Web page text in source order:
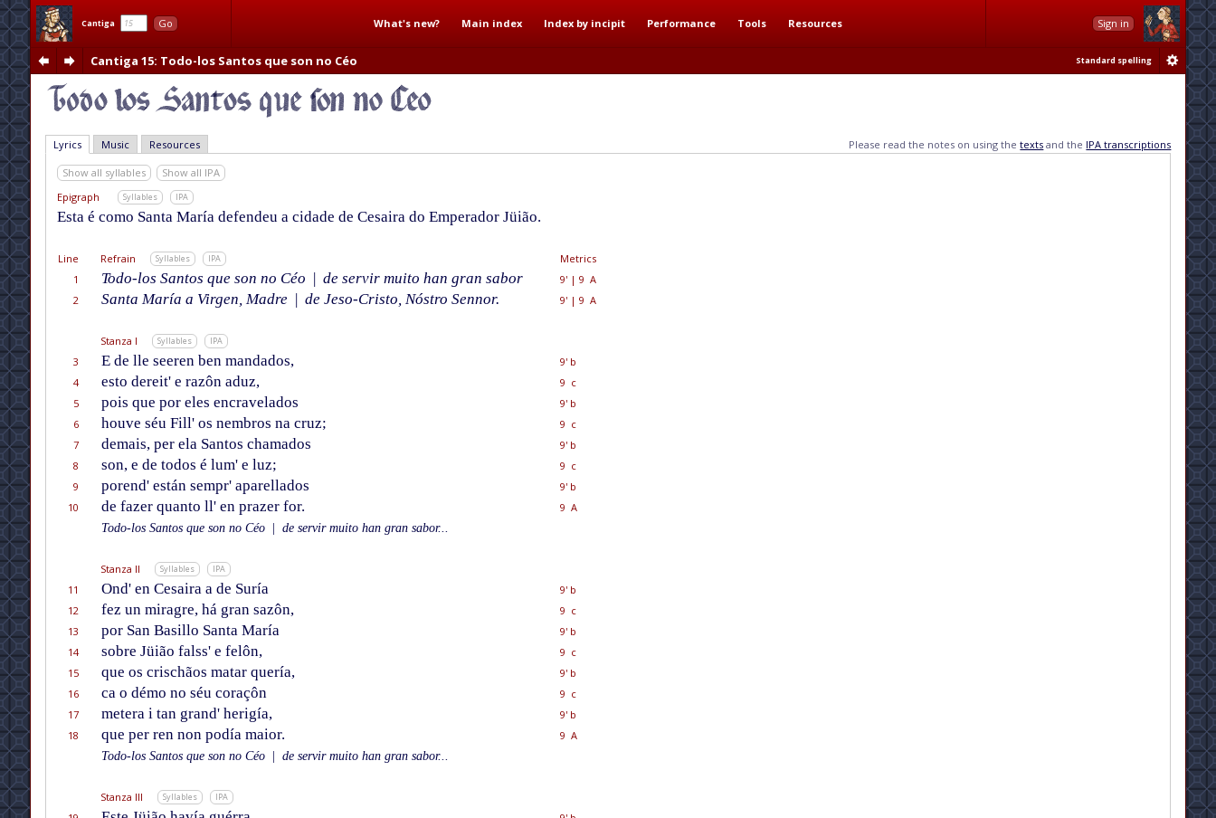
Cantiga Go What's new? Main index Index by incipit Performance Tools Resources Sign in
Cantiga 15: Todo-los Santos que son no Céo Standard spelling
Lyrics Music Resources Please read the notes on using thetexts and the IPA transcriptions
Show all syllables
Show all IPA
Epigraph
Syllables IPA
Esta é como Santa María defendeu a cidade de Cesaira do Emperador Jüião.
Line Refrain Syllables IPA
Metrics
1
Todo-los Santos que son no Céo | de servir muito han gran sabor 9'| 9 A
2
Santa María a Virgen, Madre | de Jeso-Cristo, Nóstro Sennor. 9'| 9 A
Stanza I Syllables IPA
3 E de lle seeren ben mandados,
9' b
4
esto dereit' e razôn aduz,
9 c
5
pois que por eles encravelados
9' b
6
houve séu Fill' os nembros na cruz;
9 c
7
demais, per ela Santos chamados
9' b
8
son, e de todos é lum' e luz;
9 c
9
porend' están sempr' aparellados
9' b
10
de fazer quanto ll' en prazer for.
9 A
Todo-los Santos que son no Céo
de servir muito han gran sabor...
Stanza II Syllables IPA
11 Ond' en Cesaira a de Suría
9' b
12
fez un miragre, há gran sazôn,
9 c
13
por San Basillo Santa María
9' b
14
sobre Jüião falss' e felôn,
9 c
15
que os crischãos matar quería,
9' b
16
ca o démo no séu coraçôn
9 c
17
metera i tan grand' herigía,
9' b
18
que per ren non podía maior.
9 A
Todo-los Santos que son no Céo
de servir muito han gran sabor...
Stanza III Syllables IPA